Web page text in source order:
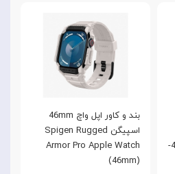
بند و کاور اپل واچ 46mm
اسپیگن Spigen Rugged
Armor Pro Apple Watch
(46mm)
Strap مناسب برای 44-45-46-